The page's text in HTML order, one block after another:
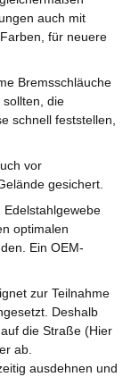
auch mit
für neuere
Bremsschläuche
sollten, die
schnell feststellen,
vor
gesichert.
Edelstahlgewebe
optimalen
Ein OEM-
zur Teilnahme
Deshalb
die Straße (Hier
ab.
ausdehnen und